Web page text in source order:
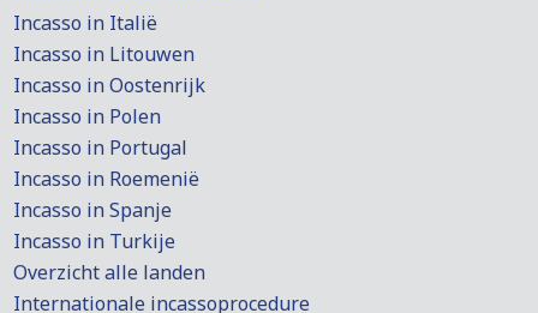
Incasso in Italië
Incasso in Litouwen
Incasso in Oostenrijk
Incasso in Polen
Incasso in Portugal
Incasso in Roemenië
Incasso in Spanje
Incasso in Turkije
Overzicht alle landen
Internationale incassoprocedure